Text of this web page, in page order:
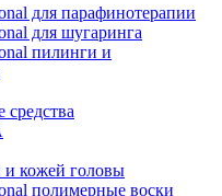
для парафинотерапии
для шугаринга
пилинги и
средства
и кожей головы
полимерные воски